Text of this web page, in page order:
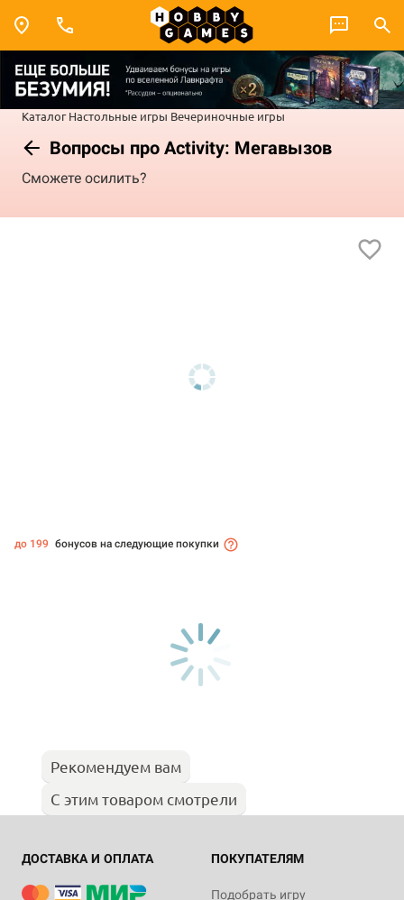
Каталог Настольные игры Вечериночные игры
Вопросы про Activity: Мегавызов
Сможете осилить?
до 199 бонусов на следующие покупки
Рекомендуем вам
С этим товаром смотрели
ДОСТАВКА И ОПЛАТА ПОКУПАТЕЛЯМ
Подобрать игру